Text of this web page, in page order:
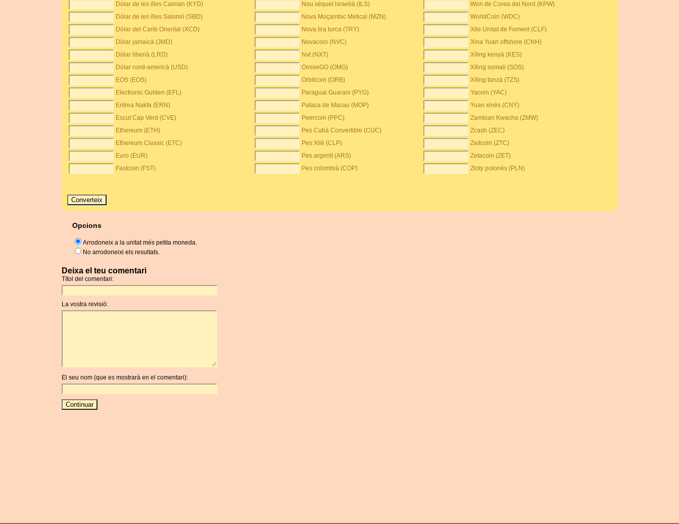
Dòlar de les illes Caiman (KYD)
Nou xéquel israelià (ILS)
Won de Corea del Nord (KPW)
Dòlar de les illes Salomó (SBD)
Nova Moçambic Metical (MZN)
WorldCoin (WDC)
Dòlar del Carib Oriental (XCD)
Nova lira turca (TRY)
Xile Unitat de Foment (CLF)
Dòlar jamaicà (JMD)
Novacoin (NVC)
Xina Yuan offshore (CNH)
Dòlar liberià (LRD)
Nxt (NXT)
Xíling kenyà (KES)
Dòlar nord-americà (USD)
OmiseGO (OMG)
Xíling somali (SOS)
EOS (EOS)
Orbitcoin (ORB)
Xíling tanzà (TZS)
Electronic Gulden (EFL)
Paraguai Guarani (PYG)
Yacoin (YAC)
Eritrea Nakfa (ERN)
Pataca de Macau (MOP)
Yuan xinès (CNY)
Escut Cap Verd (CVE)
Peercoin (PPC)
Zambian Kwacha (ZMW)
Ethereum (ETH)
Pes Cubà Convertible (CUC)
Zcash (ZEC)
Ethereum Classic (ETC)
Pes Xilè (CLP)
Zeitcoin (ZTC)
Euro (EUR)
Pes argentí (ARS)
Zetacoin (ZET)
Fastcoin (FST)
Pes colombià (COP) Zloty polonès (PLN)
Opcions
Arrodoneix a la unitat més petita moneda.
No arrodoneixi els resultats.
Deixa el teu comentari
Títol del comentari:
La vostra revisió:
El seu nom (que es mostrarà en el comentari):